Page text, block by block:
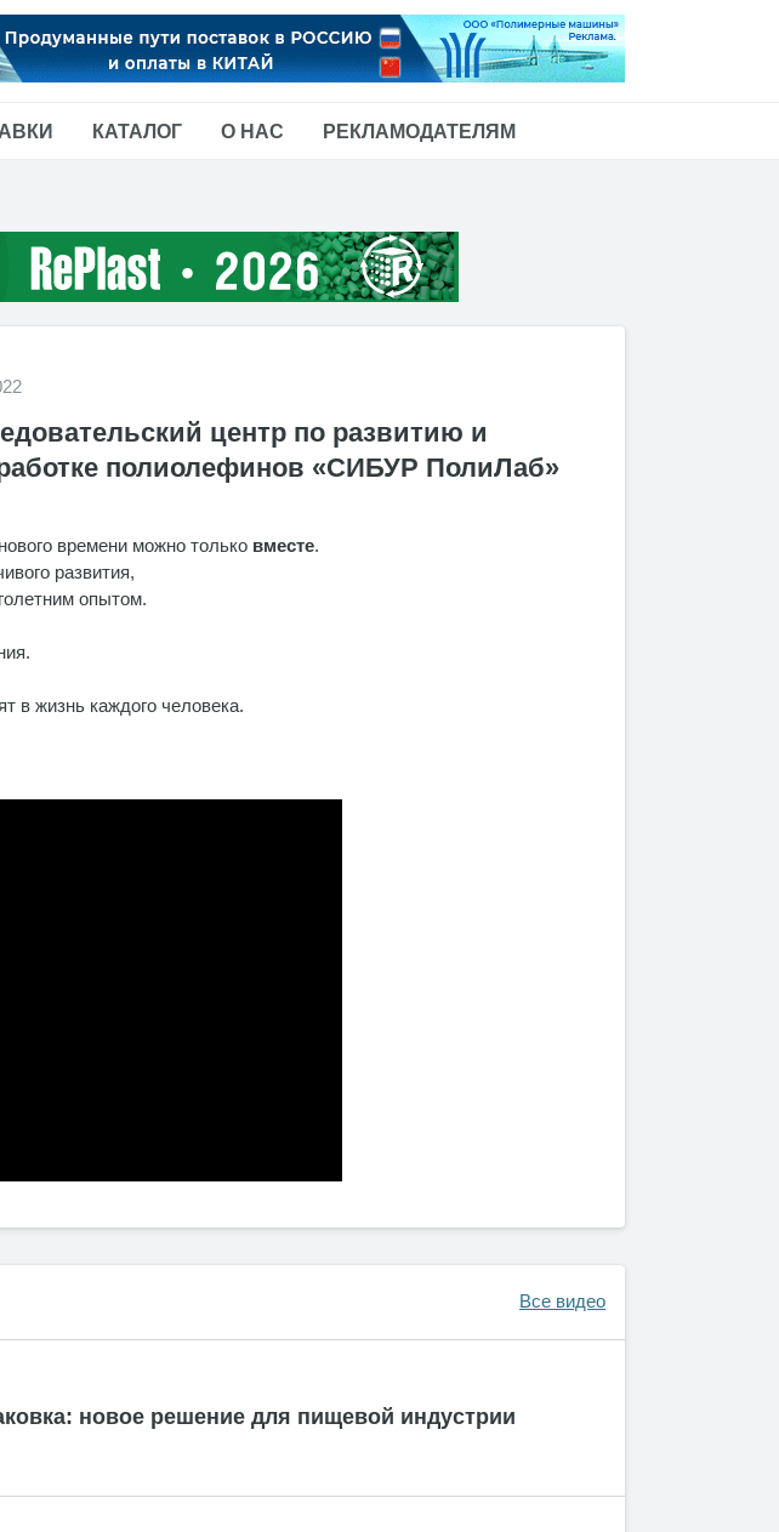
КАТАЛОГ О НАС РЕКЛАМОДАТЕЛЯМ
центр по развитию и
полиолефинов «СИБУР ПолиЛаб»
времени можно только вместе.
развития,
опытом.
в жизнь каждого человека.
Все видео
новое решение для пищевой индустрии